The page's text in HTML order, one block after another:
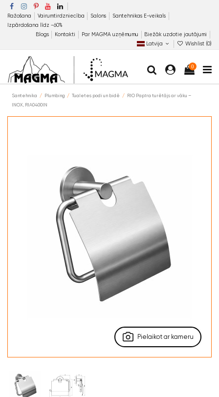
Ražošana Vairumtirdzniecība Salons
Santehnikas E-veikals
Izpārdošana līdz −60%
Blogs
Kontakti Par MAGMA uzņēmumu
Biežāk uzdotie jautājumi
Latvija
Wishlist (0)
0
Santehnika Plumbing Tualetes podi un bidē
RIO Papīra turētājs ar vāku –
INOX, RIA0400IN
Pielaikot ar kameru